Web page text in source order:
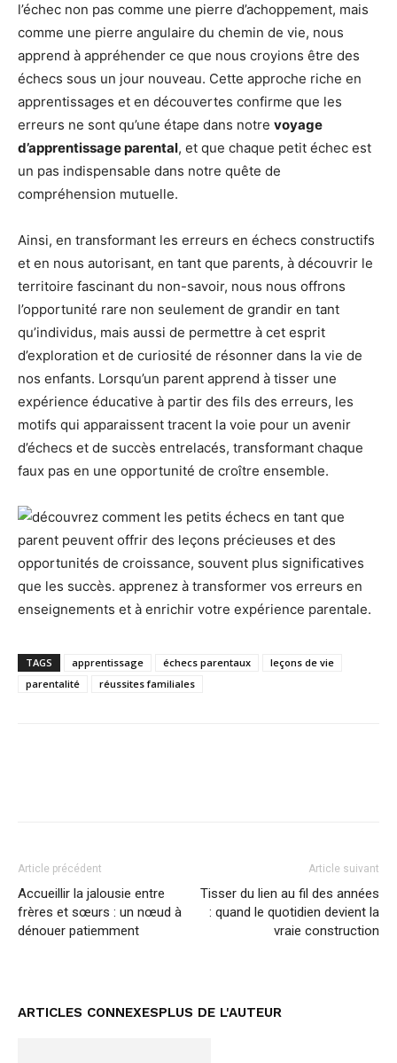
l’échec non pas comme une pierre d’achoppement, mais
comme une pierre angulaire du chemin de vie, nous
apprend à appréhender ce que nous croyions être des
échecs sous un jour nouveau. Cette approche riche en
apprentissages et en découvertes confirme que les
erreurs ne sont qu’une étape dans notre voyage
d’apprentissage parental, et que chaque petit échec est
un pas indispensable dans notre quête de
compréhension mutuelle.
Ainsi, en transformant les erreurs en échecs constructifs
et en nous autorisant, en tant que parents, à découvrir le
territoire fascinant du non-savoir, nous nous offrons
l’opportunité rare non seulement de grandir en tant
qu’individus, mais aussi de permettre à cet esprit
d’exploration et de curiosité de résonner dans la vie de
nos enfants. Lorsqu’un parent apprend à tisser une
expérience éducative à partir des fils des erreurs, les
motifs qui apparaissent tracent la voie pour un avenir
d’échecs et de succès entrelacés, transformant chaque
faux pas en une opportunité de croître ensemble.
TAGS apprentissage échecs parentaux
leçons de vie
parentalité
réussites familiales
Article précédent
Accueillir la jalousie entre
frères et sœurs : un nœud à
dénouer patiemment
Article suivant
Tisser du lien au fil des années
: quand le quotidien devient la
vraie construction
ARTICLES CONNEXESPLUS DE L'AUTEUR